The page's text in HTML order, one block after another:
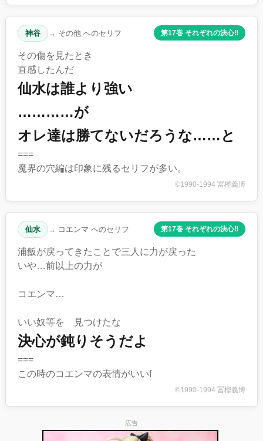
神谷 → その他 へのセリフ 第17巻 それぞれの決心‼︎
その傷を見たとき
直感したんだ
仙水は誰より強い
…………が
オレ達は勝てないだろうな……と
===
魔界の穴編は印象に残るセリフが多い。
©1990-1994 冨樫義博
仙水 → コエンマ へのセリフ 第17巻 それぞれの決心‼︎
浦飯が戻ってきたことで三人に力が戻った
いや…前以上の力が
コエンマ…
いい奴等を 見つけたな
決心が鈍りそうだよ
===
この時のコエンマの表情がいいf
©1990-1994 冨樫義博
広告